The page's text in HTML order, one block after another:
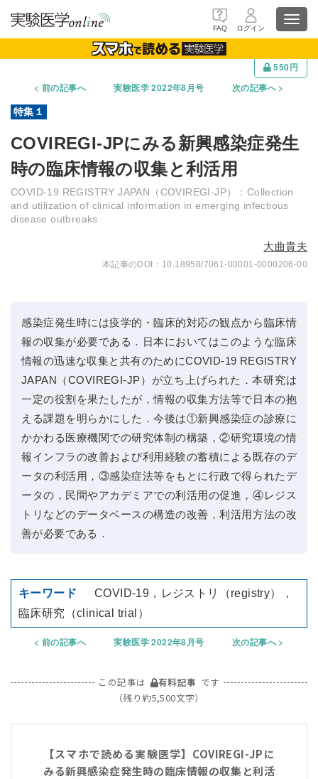
FAQ ログイン
550円
前の記事へ
実験医学 2022年8月号 次の記事へ
COVIREGI-JPにみる新興感染症発生
時の臨床情報の収集と利活用
COVID-19 REGISTRY JAPAN（COVIREGI-JP）：Collection
and utilization of clinical information in emerging infectious
disease outbreaks
大曲貴夫
10.18958/7061-00001-0000206-00
感染症発生時には疫学的・臨床的対応の観点から臨床情
報の収集が必要である．日本においてはこのような臨床
情報の迅速な収集と共有のためにCOVID-19 REGISTRY
JAPAN（COVIREGI-JP）が立ち上げられた．本研究は
一定の役割を果たしたが，情報の収集方法等で日本の抱
える課題を明らかにした．今後は①新興感染症の診療に
かかわる医療機関での研究体制の構築，②研究環境の情
報インフラの改善および利用経験の蓄積による既存のデ
ータの利活用，③感染症法等をもとに行政で得られたデ
ータの，民間やアカデミアでの利活用の促進，④レジス
トリなどのデータベースの構造の改善，利活用方法の改
善が必要である．
COVID-19，レジストリ（registry），
臨床研究（clinical trial）
前の記事へ 実験医学 2022年8月号 次の記事へ
この記事は 有料記事 です
（残り約5,500文字）
【スマホで読める実験医学】COVIREGI-JPに
みる新興感染症発生時の臨床情報の収集と利活